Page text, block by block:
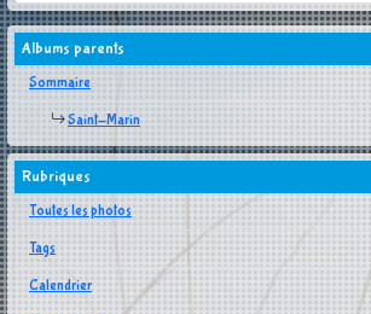
Albums parents
Sommaire
Saint-Marin
Rubriques
Toutes les photos
Tags
Calendrier